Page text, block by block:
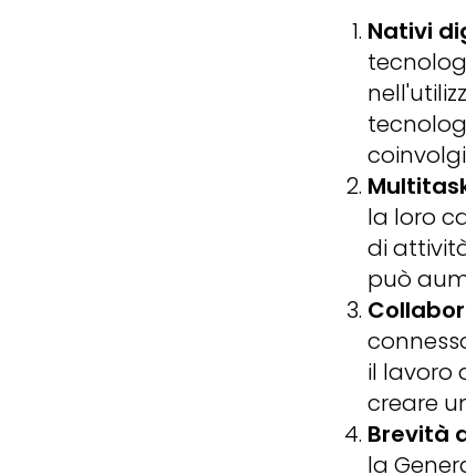
Nativi
la loro
di
può
il lavoro
creare
Brevità
la